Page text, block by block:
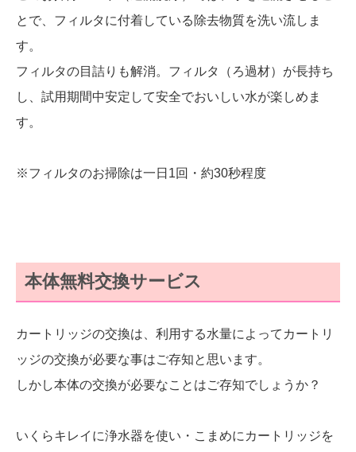
とで、フィルタに付着している除去物質を洗い流しま
す。
フィルタの目詰りも解消。フィルタ（ろ過材）が長持ち
し、試用期間中安定して安全でおいしい水が楽しめま
す。
※フィルタのお掃除は一日1回・約30秒程度
本体無料交換サービス
カートリッジの交換は、利用する水量によってカートリ
ッジの交換が必要な事はご存知と思います。
しかし本体の交換が必要なことはご存知でしょうか？
いくらキレイに浄水器を使い・こまめにカートリッジを